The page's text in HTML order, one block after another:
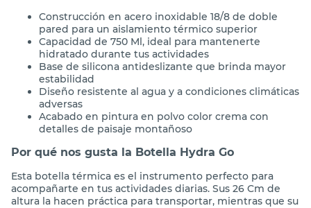
Construcción en acero inoxidable 18/8 de doble
pared para un aislamiento térmico superior
Capacidad de 750 Ml, ideal para mantenerte
hidratado durante tus actividades
Base de silicona antideslizante que brinda mayor
estabilidad
Diseño resistente al agua y a condiciones climáticas
adversas
Acabado en pintura en polvo color crema con
detalles de paisaje montañoso
Por qué nos gusta la Botella Hydra Go
Esta botella térmica es el instrumento perfecto para
acompañarte en tus actividades diarias. Sus 26 Cm de
altura la hacen práctica para transportar, mientras que su